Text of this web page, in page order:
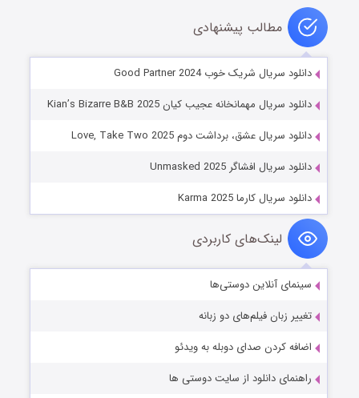
مطالب پیشنهادی
دانلود سریال شریک خوب Good Partner 2024
دانلود سریال مهمانخانه عجیب کیان Kian’s Bizarre B&B 2025
دانلود سریال عشق، برداشت دوم Love, Take Two 2025
دانلود سریال افشاگر Unmasked 2025
دانلود سریال کارما Karma 2025
لینک‌های کاربردی
سینمای آنلاین دوستی‌ها
تغییر زبان فیلم‌های دو زبانه
اضافه کردن صدای دوبله به ویدئو
راهنمای دانلود از سایت دوستی ها